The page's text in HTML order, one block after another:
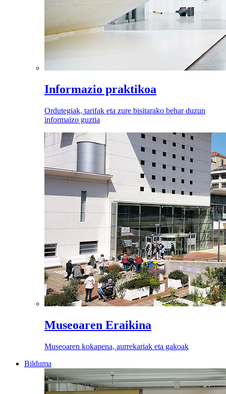
Informazio praktikoa
Ordutegiak, tarifak eta zure bisitarako behar duzun
informaizo guztia
Museoaren Eraikina
Museoaren kokapena, aurrekariak eta gakoak
Bilduma